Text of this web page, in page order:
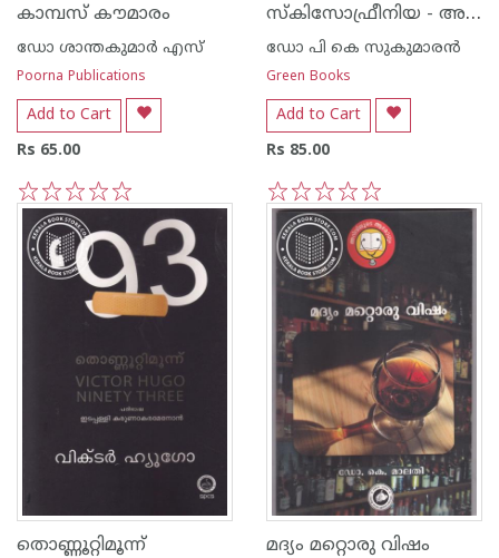
കാമ്പസ്‌ കൗമാരം
ഡോ ശാന്തകുമാര്‍ എസ്
Poorna Publications
Add to Cart
Rs 65.00
5
4
3
2
1
സ്‌കിസോഫ്രീനിയ - അനുഭവവും വിശകലനവും -
ഡോ പി കെ സുകുമാര‌ന്‍
Green Books
Add to Cart
Rs 85.00
5
4
3
2
1
തൊണ്ണൂറ്റിമൂന്ന് മദ്യം മറ്റൊരു വിഷം